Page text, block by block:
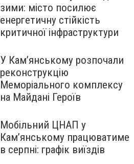
зими: місто посилює
енергетичну стійкість
критичної інфраструктури
У Кам’янському розпочали
реконструкцію
Меморіального комплексу
на Майдані Героїв
Мобільний ЦНАП у
Кам’янському працюватиме
в серпні: графік виїздів